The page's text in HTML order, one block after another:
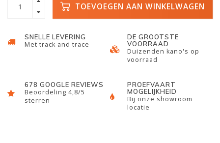
TOEVOEGEN AAN WINKELWAGEN
SNELLE LEVERING
Met track and trace
DE GROOTSTE
VOORRAAD
Duizenden kano's op
voorraad
678 GOOGLE REVIEWS
Beoordeling 4,8/5
sterren
PROEFVAART
MOGELIJKHEID
Bij onze showroom
locatie